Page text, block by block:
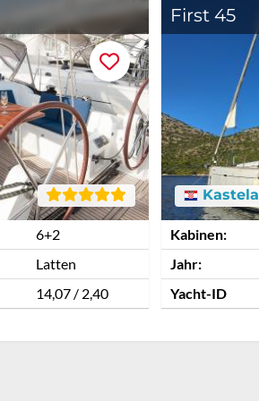
6+2
Latten
14,07 / 2,40
First 45
Kastela
Kabinen:
Jahr:
Yacht-ID